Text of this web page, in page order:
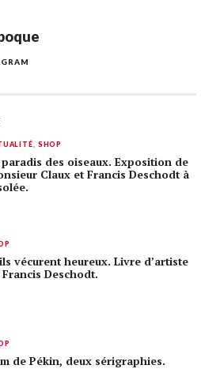
SHOP
paradis des oiseaux. Exposition de
Claux et Francis Deschodt à
vécurent heureux. Livre d’artiste
Francis Deschodt.
de Pékin, deux sérigraphies.